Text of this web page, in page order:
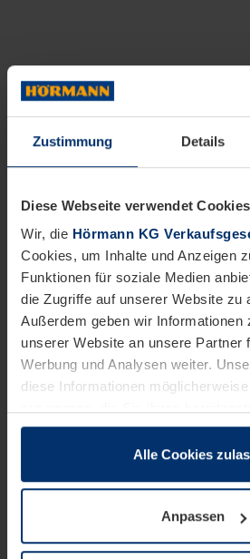
Zustimmung Details
Diese Webseite verwendet Cookies
Wir, die Hörmann KG
Cookies, um Inhalte und Anzeigen
Funktionen für soziale Medien
die Zugriffe auf unserer Website zu
Außerdem geben wir Informationen
unserer Website an unsere Partner
Werbung und Analysen weiter.
diese Informationen
sie im Rahmen Ihrer Nutzung der
wenn diese für den Betrieb dieser
notwendig sind. Für alle anderen
wir Ihre Erlaubnis. Ihre Einwilligung
Alle Cookies
Anpassen